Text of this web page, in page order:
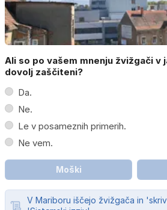
Ali so po vašem mnenju žvižgači v
dovolj zaščiteni?
Da.
Ne.
Le v posameznih primerih.
Ne vem.
Moški
V Mariboru iščejo žvižgača in